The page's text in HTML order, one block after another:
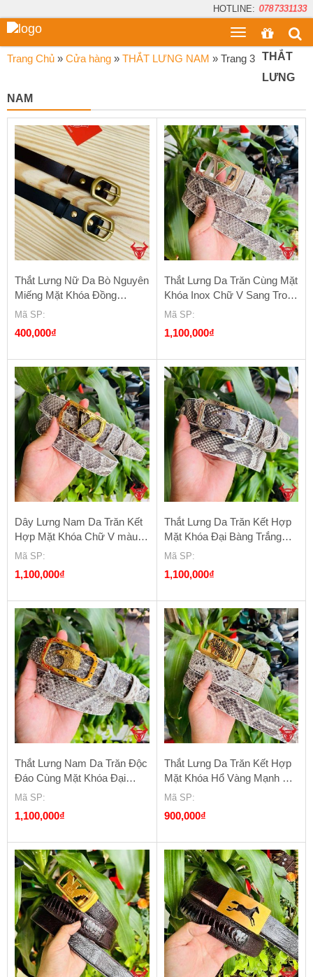
HOTLINE: 0787331133
Toggle
menu
Trang Chủ » Cửa hàng » THẮT LƯNG NAM » Trang 3 THẮT
LƯNG
NAM
Thắt Lưng Nữ Da Bò Nguyên
Miếng Mặt Khóa Đồng
Nguyên Khối TLK38
Mã SP:
400,000₫
Thắt Lưng Da Trăn Cùng Mặt
Khóa Inox Chữ V Sang Trong
FDA15B2
Mã SP:
1,100,000₫
Dây Lưng Nam Da Trăn Kết
Hợp Mặt Khóa Chữ V màu
vàng FDA15B2
Mã SP:
1,100,000₫
Thắt Lưng Da Trăn Kết Hợp
Mặt Khóa Đại Bàng Trắng
Phong Cách FDA15B2
Mã SP:
1,100,000₫
Thắt Lưng Nam Da Trăn Độc
Đáo Cùng Mặt Khóa Đại
Bàng Vàng FDA15B2
Mã SP:
1,100,000₫
Thắt Lưng Da Trăn Kết Hợp
Mặt Khóa Hổ Vàng Mạnh Mẽ
FDA15B2
Mã SP:
900,000₫